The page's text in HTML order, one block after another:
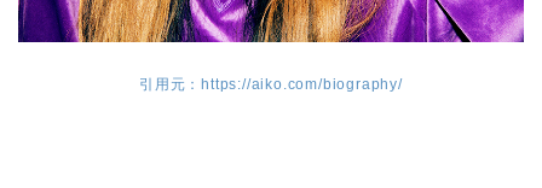
引用元：https://aiko.com/biography/